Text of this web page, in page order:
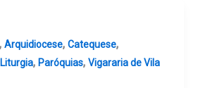
, Arquidiocese, Catequese,
Liturgia, Paróquias, Vigararia de Vila